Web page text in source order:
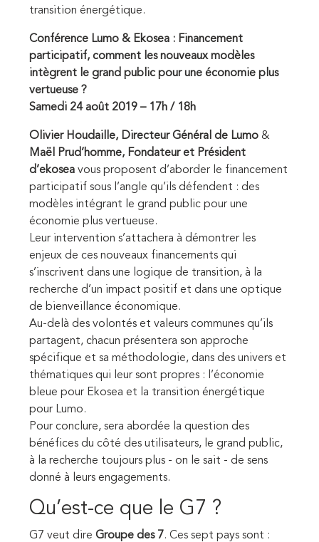
transition énergétique.
Conférence Lumo & Ekosea : Financement
participatif, comment les nouveaux modèles
intègrent le grand public pour une économie plus
vertueuse ?
Samedi 24 août 2019 – 17h / 18h
Olivier Houdaille, Directeur Général de Lumo &
Maël Prud’homme, Fondateur et Président
d’ekosea vous proposent d’aborder le financement
participatif sous l’angle qu’ils défendent : des
modèles intégrant le grand public pour une
économie plus vertueuse.
Leur intervention s’attachera à démontrer les
enjeux de ces nouveaux financements qui
s’inscrivent dans une logique de transition, à la
recherche d’un impact positif et dans une optique
de bienveillance économique.
Au-delà des volontés et valeurs communes qu’ils
partagent, chacun présentera son approche
spécifique et sa méthodologie, dans des univers et
thématiques qui leur sont propres : l’économie
bleue pour Ekosea et la transition énergétique
pour Lumo.
Pour conclure, sera abordée la question des
bénéfices du côté des utilisateurs, le grand public,
à la recherche toujours plus - on le sait - de sens
donné à leurs engagements.
Qu’est-ce que le G7 ?
G7 veut dire Groupe des 7. Ces sept pays sont :